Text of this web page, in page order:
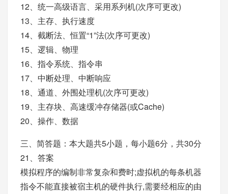
12、统一高级语言、采用系列机(次序可更改)
13、主存、执行速度
14、截断法、恒置“1”法(次序可更改)
15、逻辑、物理
16、指令系统、指令串
17、中断处理、中断响应
18、通道、外围处理机(次序可更改)
19、主存块、高速缓冲存储器(或Cache)
20、操作、数据
三、简答题：本大题共5小题，每小题6分，共30分
21、答案
模拟程序的编制非常复杂和费时;虚拟机的每条机器
指令不能直接被宿主机的硬件执行,需要经相应的由